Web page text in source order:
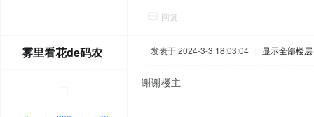
回复
雾里看花de码农 发表于 2024-3-3 18:03:04 显示全部楼层
谢谢楼主